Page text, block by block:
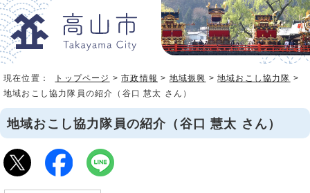
現在位置： トップページ >市政情報 > 地域振興 >地域おこし協力隊 >
地域おこし協力隊員の紹介（谷口 慧太 さん）
地域おこし協力隊員の紹介（谷口 慧太 さん）